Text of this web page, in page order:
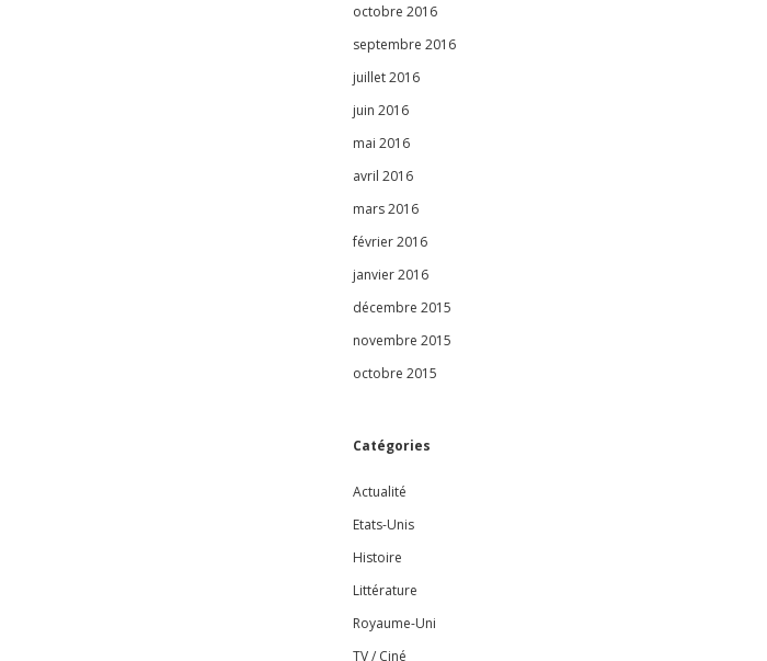
octobre 2016
septembre 2016
juillet 2016
juin 2016
mai 2016
avril 2016
mars 2016
février 2016
janvier 2016
décembre 2015
novembre 2015
octobre 2015
Catégories
Actualité
Etats-Unis
Histoire
Littérature
Royaume-Uni
TV / Ciné